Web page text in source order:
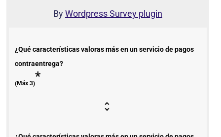
ByWordpress Survey plugin
¿Qué características valoras más en un servicio de pagos
contraentrega?
(Máx 3)*